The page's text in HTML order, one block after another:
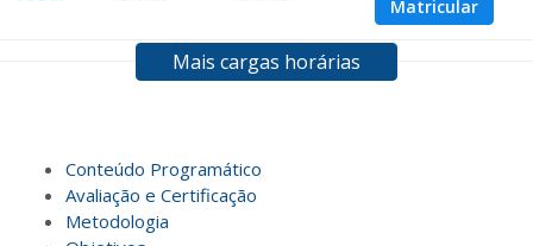
Matricular
dias 60dias
140 H 18dias 60dias
Mais cargas horárias
Conteúdo Programático
Avaliação e Certificação
Metodologia